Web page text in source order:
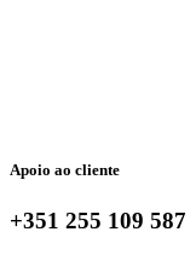
Apoio ao cliente
+351 255 109 587